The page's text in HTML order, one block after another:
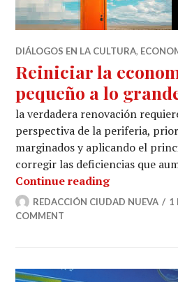
DIÁLOGOS EN LA CULTURA,
Reiniciar la
pequeño a lo
la verdadera renovación
perspectiva de la periferia,
marginados y aplicando el
corregir las deficiencias que
Continue readingReiniciar la
REDACCIÓN CIUDAD NUEVA 1
COMMENT